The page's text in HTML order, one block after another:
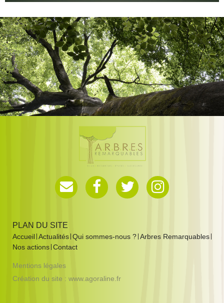
PLAN DU SITE
Accueil Actualités Qui sommes-nous ? Arbres Remarquables
Nos actions Contact
Mentions légales
Création du site : www.agoraline.fr